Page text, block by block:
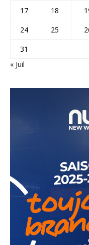
17
18
24
25
31
« Juil